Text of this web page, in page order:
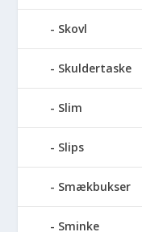
Skovl
Skuldertaske
Slim
Slips
Smækbukser
Sminke